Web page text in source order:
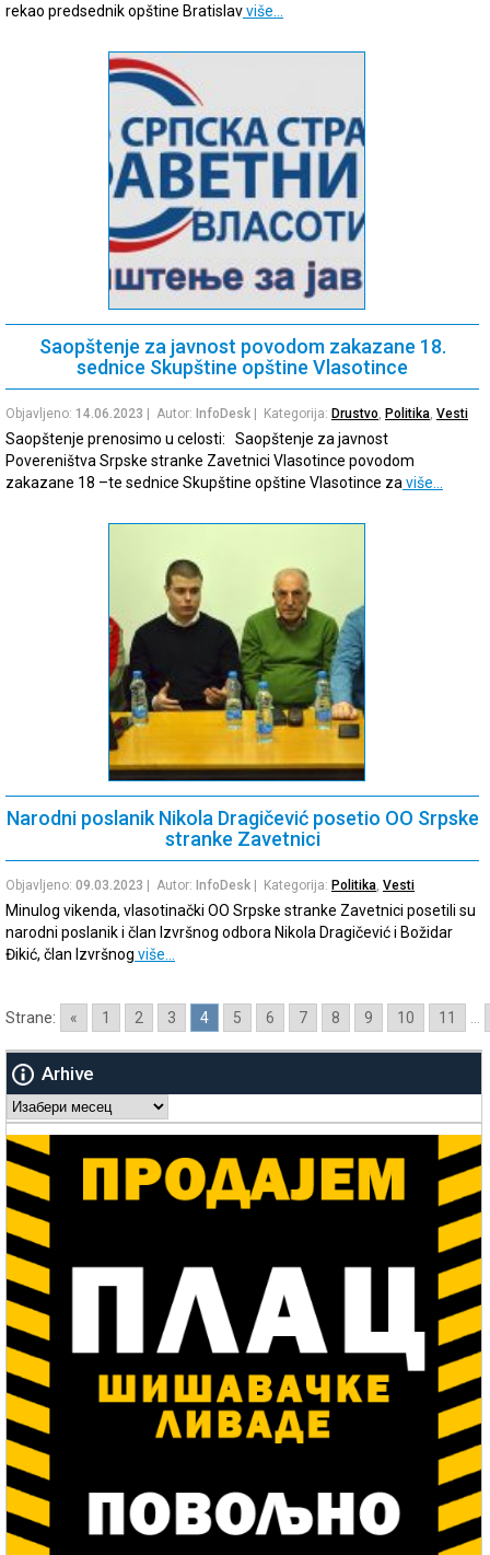
rekao predsednik opštine Bratislavviše…
Saopštenje za javnost povodom zakazane 18.
sednice Skupštine opštine Vlasotince
Objavljeno: 14.06.2023 | Autor: InfoDesk | Kategorija: Drustvo Politika Vesti
Saopštenje prenosimo u celosti: Saopštenje za javnost
Povereništva Srpske stranke Zavetnici Vlasotince povodom
zakazane 18 –te sednice Skupštine opštine Vlasotince za više…
Narodni poslanik Nikola Dragičević posetio OO Srpske
stranke Zavetnici
Objavljeno: 09.03.2023 | Autor: InfoDesk | Kategorija: Politika Vesti
Minulog vikenda, vlasotinački OO Srpske stranke Zavetnici posetili su
narodni poslanik i član Izvršnog odbora Nikola Dragičević i Božidar
Đikić, član Izvršnog više…
Strane: « 1 2 3 4 5 6 7 8 9 10 11
Arhive
Arhive